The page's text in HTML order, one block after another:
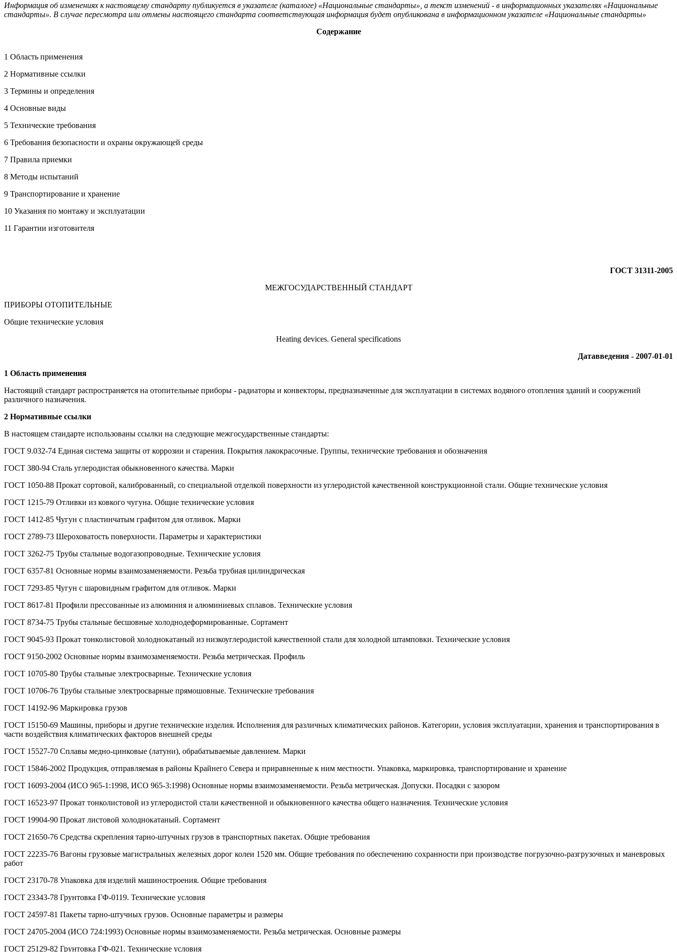
Информация об изменениях к настоящему стандарту публикуется в указателе (каталоге) «Национальные стандарты», а текст изменений - в информационных указателях «Национальные
стандарты». В случае пересмотра или отмены настоящего стандарта соответствующая информация будет опубликована в информационном указателе «Национальные стандарты»
Содержание
1 Область применения
2 Нормативные ссылки
3 Термины и определения
4 Основные виды
5 Технические требования
6 Требования безопасности и охраны окружающей среды
7 Правила приемки
8 Методы испытаний
9 Транспортирование и хранение
10 Указания по монтажу и эксплуатации
11 Гарантии изготовителя
ГОСТ 31311-2005
МЕЖГОСУДАРСТВЕННЫЙ СТАНДАРТ
ПРИБОРЫ ОТОПИТЕЛЬНЫЕ
Общие технические условия
Heating devices. General specifications
Датавведения - 2007-01-01
1 Область применения
Настоящий стандарт распространяется на отопительные приборы - радиаторы и конвекторы, предназначенные для эксплуатации в системах водяного отопления зданий и сооружений
различного назначения.
2 Нормативные ссылки
В настоящем стандарте использованы ссылки на следующие межгосударственные стандарты:
ГОСТ 9.032-74 Единая система защиты от коррозии и старения. Покрытия лакокрасочные. Группы, технические требования и обозначения
ГОСТ 380-94 Сталь углеродистая обыкновенного качества. Марки
ГОСТ 1050-88 Прокат сортовой, калиброванный, со специальной отделкой поверхности из углеродистой качественной конструкционной стали. Общие технические условия
ГОСТ 1215-79 Отливки из ковкого чугуна. Общие технические условия
ГОСТ 1412-85 Чугун с пластинчатым графитом для отливок. Марки
ГОСТ 2789-73 Шероховатость поверхности. Параметры и характеристики
ГОСТ 3262-75 Трубы стальные водогазопроводные. Технические условия
ГОСТ 6357-81 Основные нормы взаимозаменяемости. Резьба трубная цилиндрическая
ГОСТ 7293-85 Чугун с шаровидным графитом для отливок. Марки
ГОСТ 8617-81 Профили прессованные из алюминия и алюминиевых сплавов. Технические условия
ГОСТ 8734-75 Трубы стальные бесшовные холоднодеформированные. Сортамент
ГОСТ 9045-93 Прокат тонколистовой холоднокатаный из низкоуглеродистой качественной стали для холодной штамповки. Технические условия
ГОСТ 9150-2002 Основные нормы взаимозаменяемости. Резьба метрическая. Профиль
ГОСТ 10705-80 Трубы стальные электросварные. Технические условия
ГОСТ 10706-76 Трубы стальные электросварные прямошовные. Технические требования
ГОСТ 14192-96 Маркировка грузов
ГОСТ 15150-69 Машины, приборы и другие технические изделия. Исполнения для различных климатических районов. Категории, условия эксплуатации, хранения и транспортирования в
части воздействия климатических факторов внешней среды
ГОСТ 15527-70 Сплавы медно-цинковые (латуни), обрабатываемые давлением. Марки
ГОСТ 15846-2002 Продукция, отправляемая в районы Крайнего Севера и приравненные к ним местности. Упаковка, маркировка, транспортирование и хранение
ГОСТ 16093-2004 (ИСО 965-1:1998, ИСО 965-3:1998) Основные нормы взаимозаменяемости. Резьба метрическая. Допуски. Посадки с зазором
ГОСТ 16523-97 Прокат тонколистовой из углеродистой стали качественной и обыкновенного качества общего назначения. Технические условия
ГОСТ 19904-90 Прокат листовой холоднокатаный. Сортамент
ГОСТ 21650-76 Средства скрепления тарно-штучных грузов в транспортных пакетах. Общие требования
ГОСТ 22235-76 Вагоны грузовые магистральных железных дорог колеи 1520 мм. Общие требования по обеспечению сохранности при производстве погрузочно-разгрузочных и маневровых
работ
ГОСТ 23170-78 Упаковка для изделий машиностроения. Общие требования
ГОСТ 23343-78 Грунтовка ГФ-0119. Технические условия
ГОСТ 24597-81 Пакеты тарно-штучных грузов. Основные параметры и размеры
ГОСТ 24705-2004 (ИСО 724:1993) Основные нормы взаимозаменяемости. Резьба метрическая. Основные размеры
ГОСТ 25129-82 Грунтовка ГФ-021. Технические условия